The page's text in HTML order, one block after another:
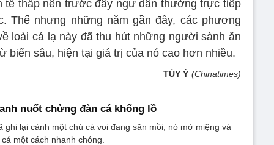
tế thấp nên trước đây ngư dân thường trực tiếp
Thế nhưng những năm gần đây, các phương
loài cá lạ này đã thu hút những người sành ăn
biển sâu, hiện tại giá trị của nó cao hơn nhiều.
TÙY Ý (Chinatimes)
nuốt chửng đàn cá khổng lồ
ghi lại cảnh một chú cá voi đang săn mồi, nó mở miệng và
một cách nhanh chóng.